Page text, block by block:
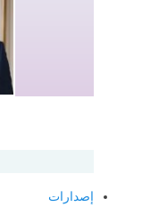
إصدارات